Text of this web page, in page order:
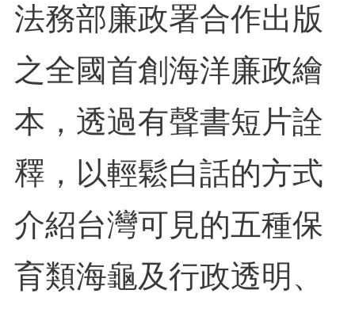
法務部廉政署合作出版
之全國首創海洋廉政繪
本，透過有聲書短片詮
釋，以輕鬆白話的方式
介紹台灣可見的五種保
育類海龜及行政透明、